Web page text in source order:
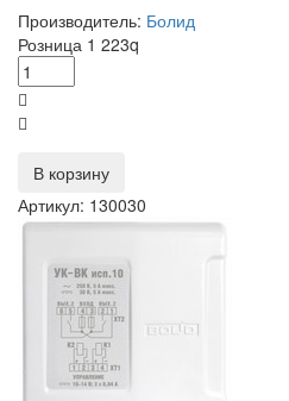
Производитель: Болид
Розница 1 223q
В корзину
Артикул: 130030